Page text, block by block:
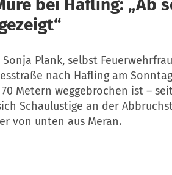
bei Hafling: „Ab
Plank, selbst
nach Hafling am
Metern weggebrochen ist –
Schaulustige an der
von unten aus Meran.